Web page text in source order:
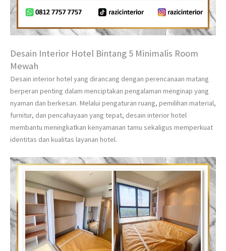
Desain Interior Hotel Bintang 5 Minimalis Room
Mewah
Desain interior hotel yang dirancang dengan perencanaan matang
berperan penting dalam menciptakan pengalaman menginap yang
nyaman dan berkesan. Melalui pengaturan ruang, pemilihan material,
furnitur, dan pencahayaan yang tepat, desain interior hotel
membantu meningkatkan kenyamanan tamu sekaligus memperkuat
identitas dan kualitas layanan hotel.